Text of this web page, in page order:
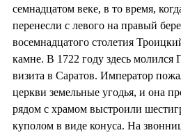
семнадцатом веке, в то время,
перенесли с левого на правый
восемнадцатого столетия
камне. В 1722 году здесь
визита в Саратов. Император
церкви земельные угодья, и она
рядом с храмом выстроили
куполом в виде конуса. На